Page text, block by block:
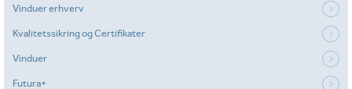
Vinduer erhverv
Kvalitetssikring og Certifikater
Vinduer
Futura+